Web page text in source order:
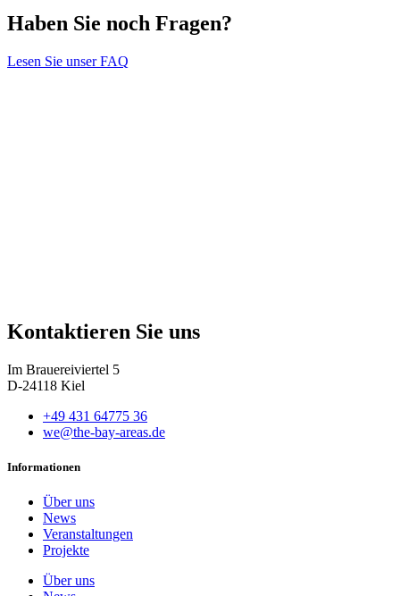
Haben Sie noch Fragen?
Lesen Sie unser FAQ
Kontaktieren Sie uns
Im Brauereiviertel 5
D-24118 Kiel
+49 431 64775 36
we@the-bay-areas.de
Informationen
Über uns
News
Veranstaltungen
Projekte
Über uns